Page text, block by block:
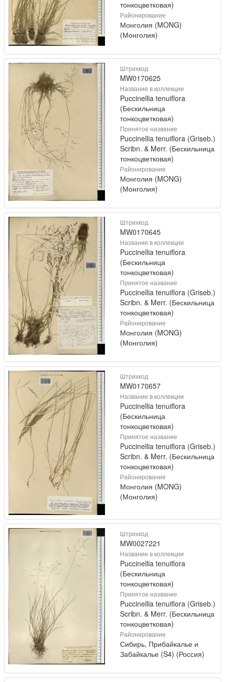
тонкоцветковая)
Районирование
Монголия (MONG)
(Монголия)
Штрихкод
MW0170625
Название в коллекции
Puccinellia tenuiflora
(Бескильница
тонкоцветковая)
Принятое название
Puccinellia tenuiflora (Griseb.)
Scribn. & Merr. (Бескильница
тонкоцветковая)
Районирование
Монголия (MONG)
(Монголия)
Штрихкод
MW0170645
Название в коллекции
Puccinellia tenuiflora
(Бескильница
тонкоцветковая)
Принятое название
Puccinellia tenuiflora (Griseb.)
Scribn. & Merr. (Бескильница
тонкоцветковая)
Районирование
Монголия (MONG)
(Монголия)
Штрихкод
MW0170657
Название в коллекции
Puccinellia tenuiflora
(Бескильница
тонкоцветковая)
Принятое название
Puccinellia tenuiflora (Griseb.)
Scribn. & Merr. (Бескильница
тонкоцветковая)
Районирование
Монголия (MONG)
(Монголия)
Штрихкод
MW0027221
Название в коллекции
Puccinellia tenuiflora
(Бескильница
тонкоцветковая)
Принятое название
Puccinellia tenuiflora (Griseb.)
Scribn. & Merr. (Бескильница
тонкоцветковая)
Районирование
Сибирь, Прибайкалье и
Забайкалье (S4) (Россия)